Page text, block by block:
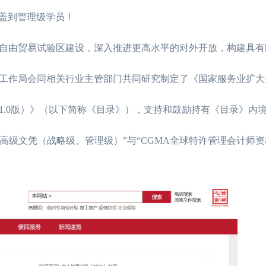
到管理级学员！
由贸易试验区建设，深入推进更高水平的对外开放，构建具
作局会同相关行业主管部门共同研究制定了《国家服务业扩
版）》（以下简称《目录》），支持和鼓励持有《目录》内
文凭（战略级、管理级）”与“CGMA全球特许管理会计师